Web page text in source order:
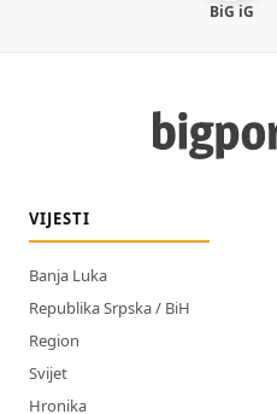
BiG iG
VIJESTI
Banja Luka
Republika Srpska / BiH
Region
Svijet
Hronika